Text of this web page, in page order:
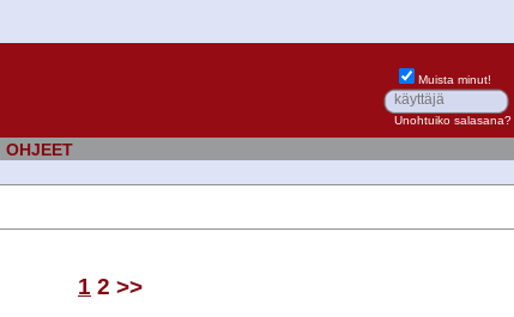
OHJEET
Muista minut!
Unohtuiko salasana?
1 2 >>